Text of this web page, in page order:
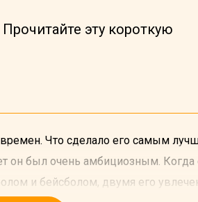
эту короткую
Что сделало его самым
он был очень амбициозным. Когда
и бейсболом, двумя его